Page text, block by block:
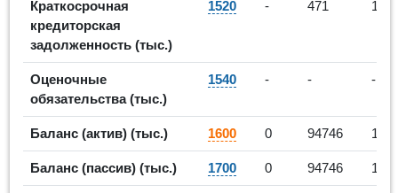
Краткосрочная
кредиторская
задолженность (тыс.)
1520 - 471
Оценочные
обязательства (тыс.)
1540 - - -
Баланс (актив) (тыс.) 1600 0 94746
Баланс (пассив) (тыс.) 1700 0 94746